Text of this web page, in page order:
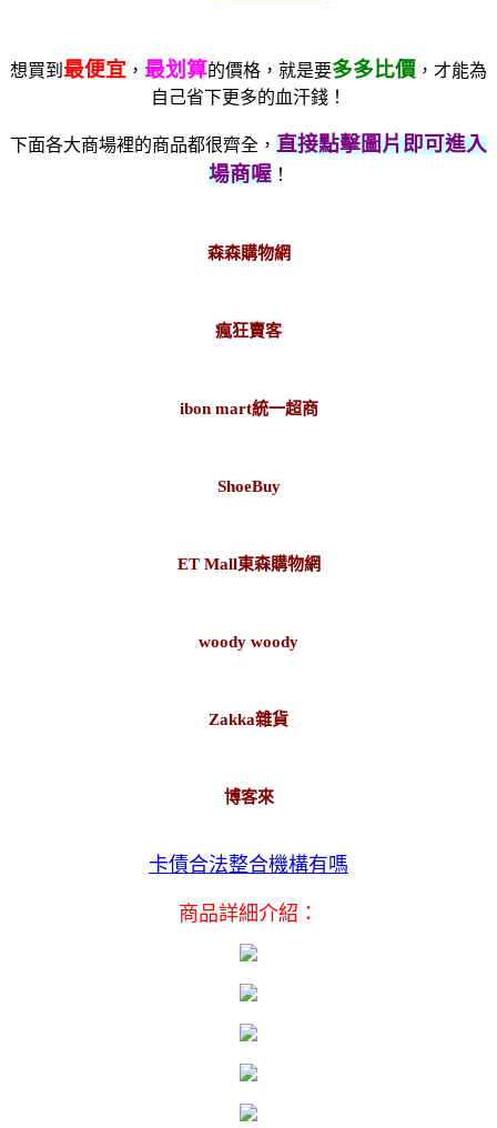
想買到 最便宜 ， 最划算的價格，就是要多多比價 ，才能為
自己省下更多的血汗錢！
下面各大商場裡的商品都很齊全， 直接點擊圖片即可進入
場商喔！
森森購物網
瘋狂賣客
ibon mart統一超商
ShoeBuy
ET Mall東森購物網
woody woody
Zakka雜貨
博客來
卡債合法整合機構有嗎
商品詳細介紹：